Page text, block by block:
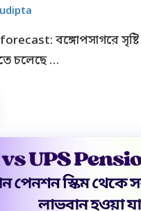
বঙ্গোপসাগরে সৃষ্টি
চলেছে …